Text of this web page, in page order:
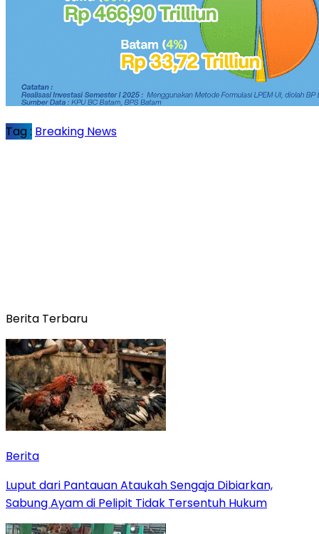
Tag : Breaking News
Berita Terbaru
Berita
Luput dari Pantauan Ataukah Sengaja Dibiarkan,
Sabung Ayam di Pelipit Tidak Tersentuh Hukum